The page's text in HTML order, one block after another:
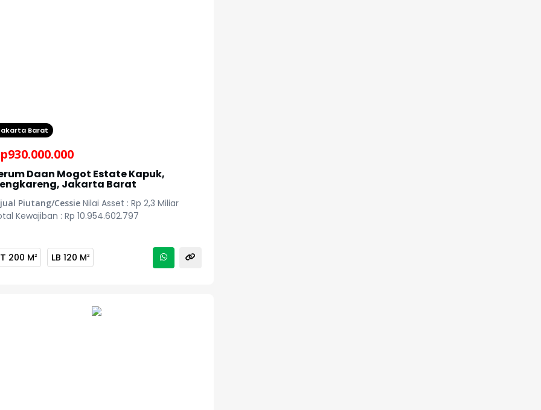
Barat
930.000.000
Daan Mogot Estate Kapuk,
Jakarta Barat
Piutang/CessieNilai Asset : Rp 2,3 Miliar
Kewajiban : Rp 10.954.602.797
200 M2 LB 120 M2